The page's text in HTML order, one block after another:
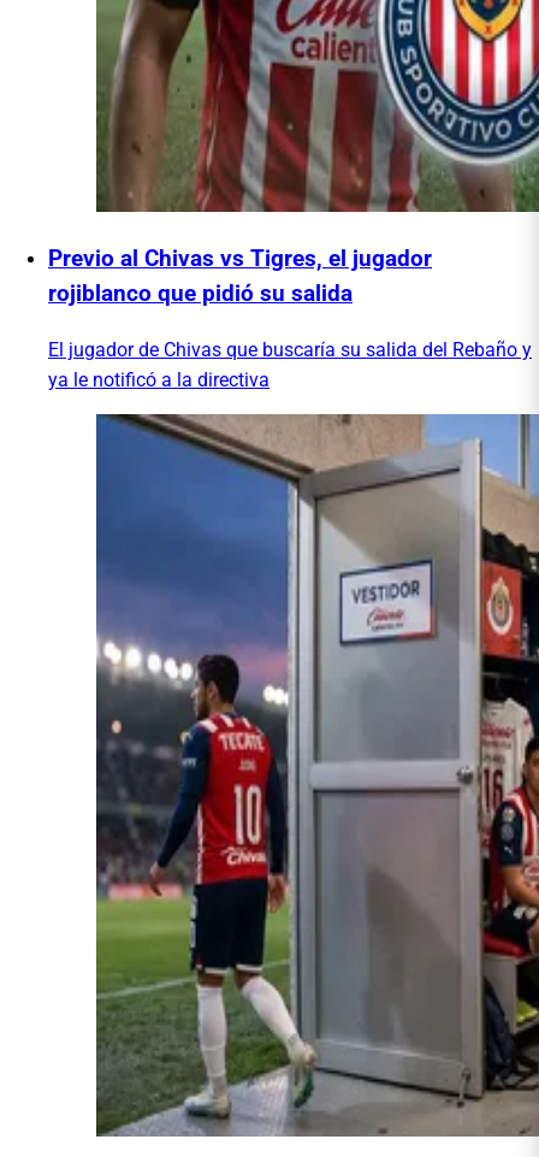
Previo al Chivas vs Tigres, el jugador
rojiblanco que pidió su salida
El jugador de Chivas que buscaría su salida del Rebaño y
ya le notificó a la directiva